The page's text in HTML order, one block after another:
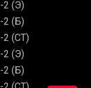
2 (Э)
2 (Б)
2 (СТ)
2 (Э)
2 (Б)